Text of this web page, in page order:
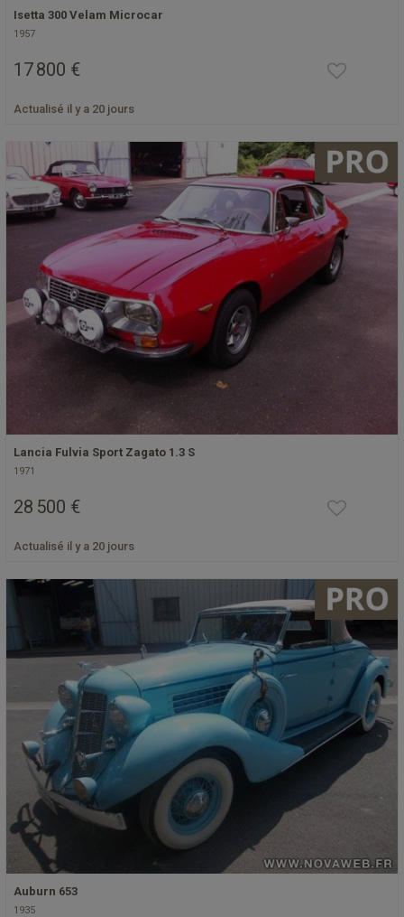
Isetta 300 Velam Microcar
1957
17 800 €
Actualisé il y a 20 jours
Lancia Fulvia Sport Zagato 1.3 S
1971
28 500 €
Actualisé il y a 20 jours
Auburn 653
1935